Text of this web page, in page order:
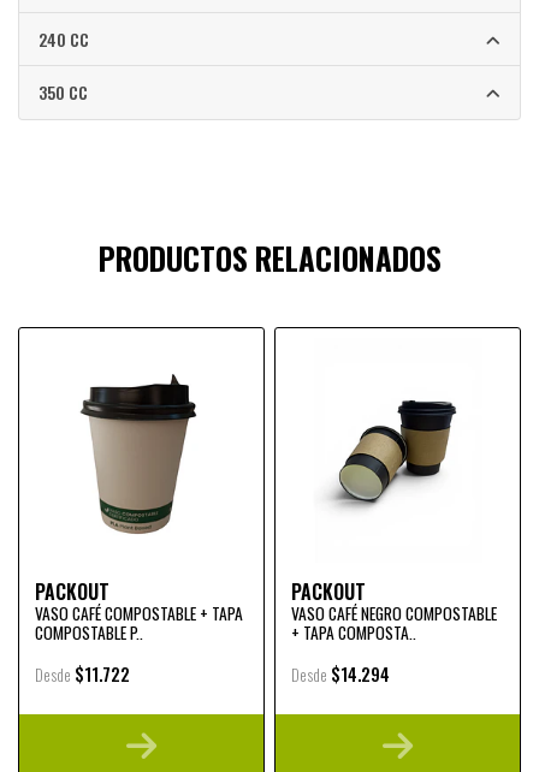
240 CC
350 CC
PRODUCTOS RELACIONADOS
PACKOUT
VASO CAFÉ COMPOSTABLE + TAPA
COMPOSTABLE P..
Desde $11.722
PACKOUT
VASO CAFÉ NEGRO COMPOSTABLE
+ TAPA COMPOSTA..
Desde $14.294